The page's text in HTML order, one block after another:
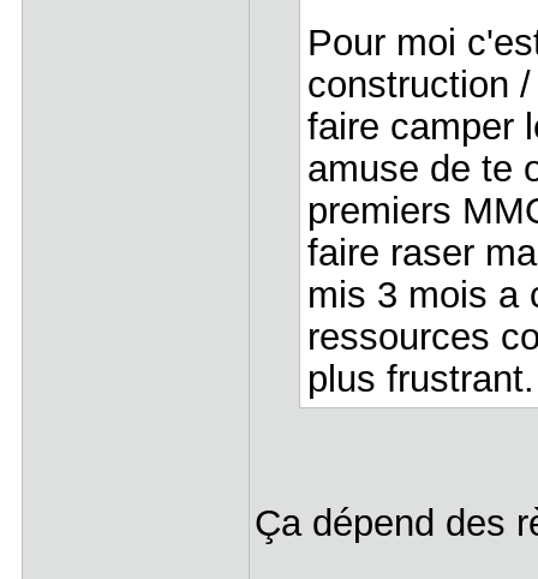
Pour moi
construction
faire camper
amuse de te
premiers
faire raser
mis 3 mois a
ressources
plus frustrant.
Ça dépend des